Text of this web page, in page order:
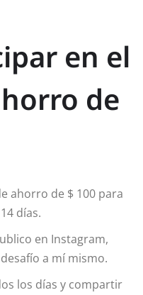
en el
de
ahorro de $ 100 para
días.
en Instagram,
a mí mismo.
los días y compartir